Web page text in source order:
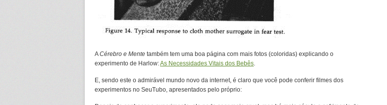
ACérebro e Mente também tem uma boa página com mais fotos (coloridas) explicando o
experimento de Harlow:As Necessidades Vitais dos Bebês.
E, sendo este o admirável mundo novo da internet, é claro que você pode conferir filmes dos
experimentos no SeuTubo, apresentados pelo próprio: